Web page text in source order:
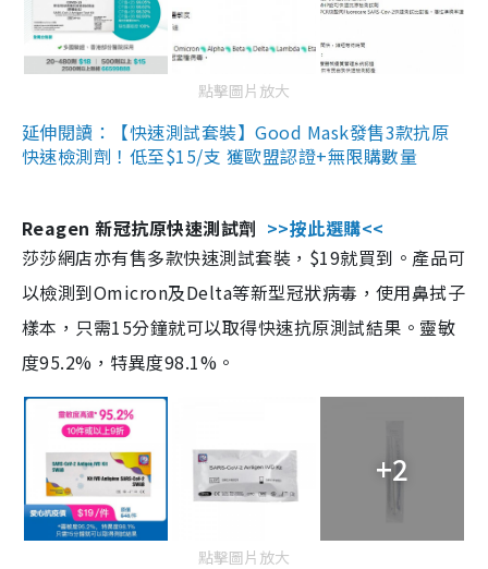
點擊圖片放大
延伸閱讀：【快速測試套裝】Good Mask發售3款抗原
快速檢測劑！低至$15/支 獲歐盟認證+無限購數量
Reagen 新冠抗原快速測試劑 >>按此選購<<
莎莎網店亦有售多款快速測試套裝，$19就買到。產品可
以檢測到Omicron及Delta等新型冠狀病毒，使用鼻拭子
樣本，只需15分鐘就可以取得快速抗原測試結果。靈敏
度95.2%，特異度98.1%。
+2
點擊圖片放大